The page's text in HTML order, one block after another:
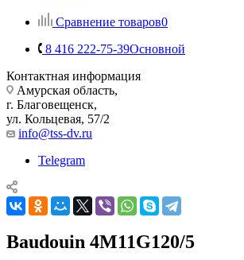
Сравнение товаров0
8 416 222-75-39Основной
Контактная информация
Амурская область,
г. Благовещенск,
ул. Кольцевая, 57/2
info@tss-dv.ru
Telegram
Baudouin 4M11G120/5